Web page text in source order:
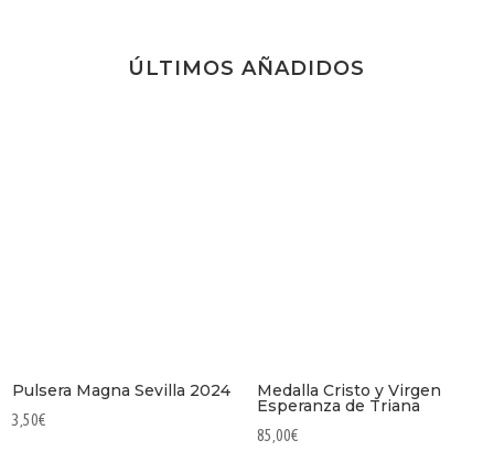
ÚLTIMOS AÑADIDOS
Pulsera Magna Sevilla 2024
3,50€
Medalla Cristo y Virgen
Esperanza de Triana
85,00€